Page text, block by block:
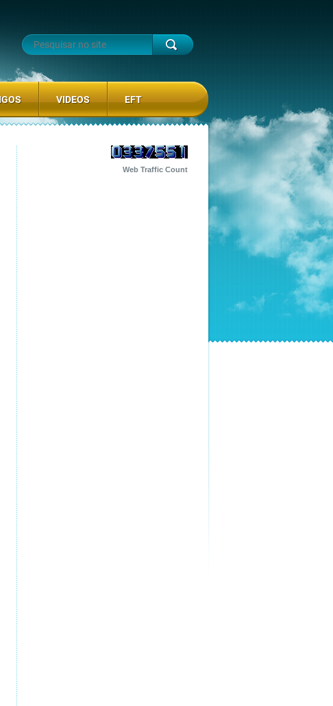
Web Traffic Count
VIDEOS EFT